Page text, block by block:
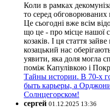
Коли в рамках
то серед обговорюваних
Це сьогодні вже всім
що це - про місце нашої
козаків. І ця стаття
козацький нас
уявити, яка доля могла
поміж Капулівкою і
Тайны истории. В 70-х
быть карьеры, а
Солнцегорском!
сергей 01.12.2025 13:36